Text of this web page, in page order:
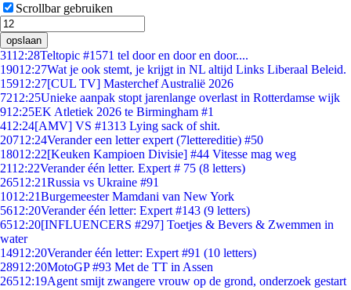
Scrollbar gebruiken
opslaan
3112:28Teltopic #1571 tel door en door en door....
19012:27Wat je ook stemt, je krijgt in NL altijd Links Liberaal Beleid.
15912:27[CUL TV] Masterchef Australië 2026
7212:25Unieke aanpak stopt jarenlange overlast in Rotterdamse wijk
912:25EK Atletiek 2026 te Birmingham #1
412:24[AMV] VS #1313 Lying sack of shit.
20712:24Verander een letter expert (7lettereditie) #50
18012:22[Keuken Kampioen Divisie] #44 Vitesse mag weg
2112:22Verander één letter. Expert # 75 (8 letters)
26512:21Russia vs Ukraine #91
1012:21Burgemeester Mamdani van New York
5612:20Verander één letter: Expert #143 (9 letters)
6512:20[INFLUENCERS #297] Toetjes & Bevers & Zwemmen in
water
14912:20Verander één letter: Expert #91 (10 letters)
28912:20MotoGP #93 Met de TT in Assen
26512:19Agent smijt zwangere vrouw op de grond, onderzoek gestart